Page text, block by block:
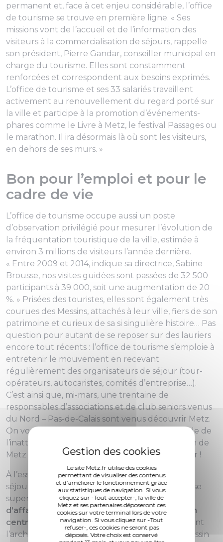
Le site Metz.fr utilise des cookies
permettant de visualiser des contenus
et d'améliorer le fonctionnement grâce
aux statistiques de navigation. Si vous
cliquez sur -Tout accepter-, la ville de
Metz et ses partenaires déposeront ces
cookies sur votre terminal lors de votre
navigation. Si vous cliquez sur -Tout
refuser-, ces cookies ne seront pas
déposés. Votre choix est conservé
permanent et, face à cet enjeu considérable, l’office
de tourisme se trouve en première ligne. « Ses
missions vont de l’accueil et de l’information des
visiteurs à la commercialisation de séjours, rappelle
son président, Pierre Gandar, conseiller municipal en
charge du tourisme. Elles sont constamment
renforcées et correspondent aux besoins exprimés.
L’office de tourisme et ses 33 salariés travaillent
activement au renouvellement du regard porté sur
la ville et participe à la promotion d’événements-
phares comme le Livre à Metz, le festival Passages ou
le marathon. Il ira désormais là où sont les visiteurs,
en dehors de ses murs. »
Bon pour l’emploi et pour le
cadre de vie
L’office de tourisme occupe aussi un poste
d’observation privilégié pour mesurer l’évolution de
la fréquentation touristique de la ville, estimée à
environ 3 millions de visiteurs l’année dernière.
« Entre 2009 et 2014, indique sa directrice, Sabine
Brousse, nos visites guidées sont passées de 32 500
participants à 39 000, soit une augmentation de 20
%. » Prisées des touristes, elles sont également très
courues des Messins, attachés à leur ville, fiers de son
patrimoine et curieux de sa si singulière histoire… Pas
question pour autant de se reposer sur des lauriers
encore tout récents : l’office de tourisme s’emploie à
entretenir le mouvement en recevant
régulièrement des organisateurs de séjour (tour-
opérateurs, autocaristes, comités d’entreprise…).
C’est ainsi que, mi-mars, une trentaine de
responsables d’associations et de club seniors venus
du Nord – Pas-de-Calais sont venus découvrir Metz.
On vous laisse deviner leur réaction, sur le mode de
l’inattendue beauté… Et le résultat : l’inscription de
Metz sur l’itinéraire de nombreux séjours à venir !
À l’essor du tourisme urbain, qui concerne des
séjours de deux ou trois jours, doit maintenant se
superposer
le développement du tourisme
d’affaires, qui bénéficiera à partir de 2018 d’un
centre des congrès tout beau et tout neuf
, dont
l’architecture porte l’identité du patrimoine messin